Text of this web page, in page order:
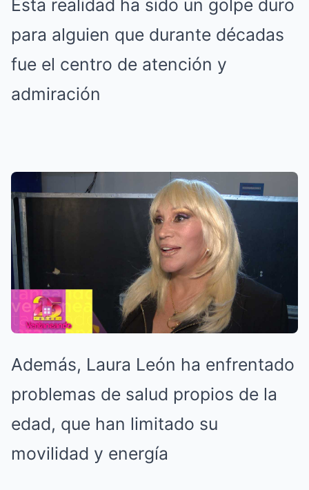
Esta realidad ha sido un golpe duro
para alguien que durante décadas
fue el centro de atención y
admiración
Además, Laura León ha enfrentado
problemas de salud propios de la
edad, que han limitado su
movilidad y energía